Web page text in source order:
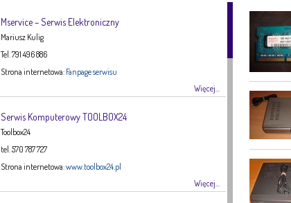
Mservice – Serwis Elektroniczny
Mariusz Kulig
Tel. 791 496 886
Strona internetowa: Fanpage serwisu
Więcej...
Serwis Komputerowy TOOLBOX24
Toolbox24
tel. 570 787 727
Strona internetowa:www.toolbox24.pl
Więcej...